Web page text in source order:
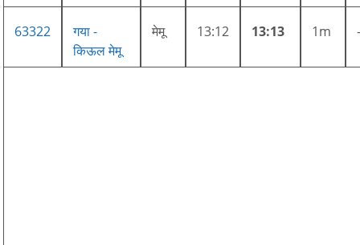
63322
गया -
किऊल मेमू
मेमू 13:12 13:13 1m